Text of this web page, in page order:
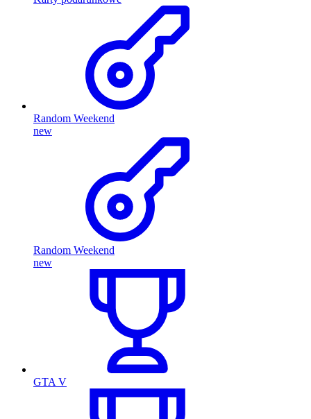
Random Weekend
new
Random Weekend
new
GTA V